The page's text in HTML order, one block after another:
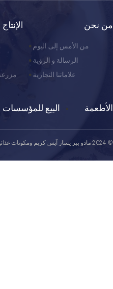
من نحن
من الأمس إلى اليوم
الرسالة و الرؤية
علاماتنا التجارية
الإنتاج
الأطعمة البيع للمؤسسات
© 2024 مادو بير يسار آيس كريم ومكونات غذائية. هي مؤسسة.